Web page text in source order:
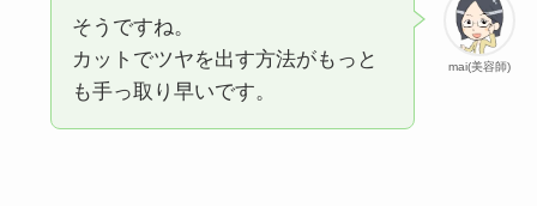
mai(美容師)
そうですね。
カットでツヤを出す方法がもっと
も手っ取り早いです。